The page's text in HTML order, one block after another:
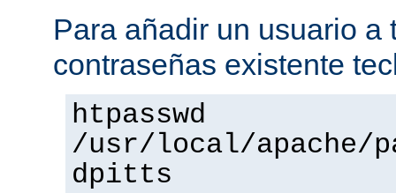
Para añadir un usuario a
contraseñas existente
htpasswd
/usr/local/apache/
dpitts